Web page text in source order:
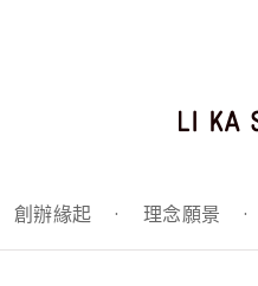
創辦緣起 · 理念願景 ·